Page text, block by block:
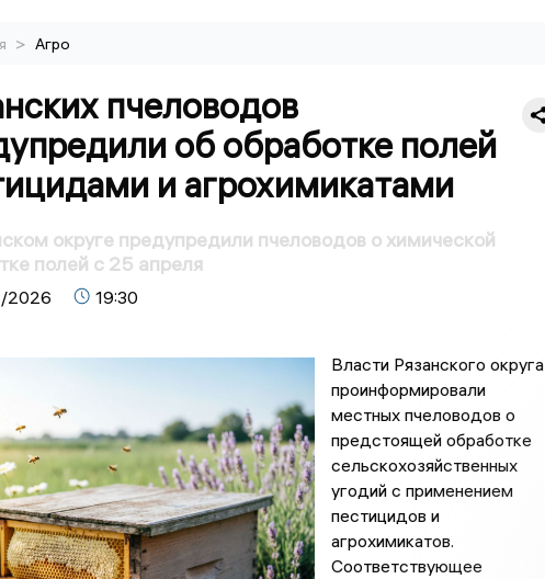
> Агро
пчеловодов
об обработке полей
и агрохимикатами
округе предупредили пчеловодов о химической
полей с 25 апреля
2026 19:30
Власти Рязанского округа
проинформировали
местных пчеловодов о
предстоящей обработке
сельскохозяйственных
угодий с применением
пестицидов и
агрохимикатов.
Соответствующее